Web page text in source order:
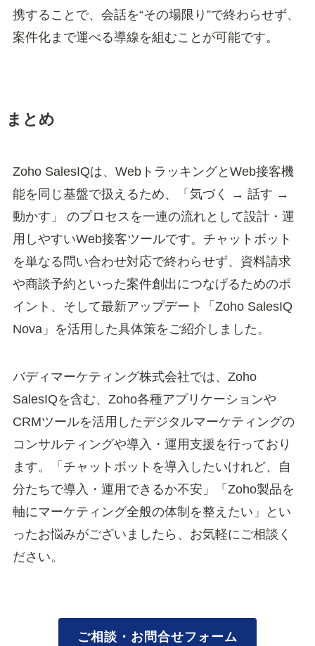
携することで、会話を“その場限り”で終わらせず、
案件化まで運べる導線を組むことが可能です。
まとめ
Zoho SalesIQは、WebトラッキングとWeb接客機
能を同じ基盤で扱えるため、「気づく → 話す →
動かす」 のプロセスを一連の流れとして設計・運
用しやすいWeb接客ツールです。チャットボット
を単なる問い合わせ対応で終わらせず、資料請求
や商談予約といった案件創出につなげるためのポ
イント、そして最新アップデート「Zoho SalesIQ
Nova」を活用した具体策をご紹介しました。
バディマーケティング株式会社では、Zoho
SalesIQを含む、Zoho各種アプリケーションや
CRMツールを活用したデジタルマーケティングの
コンサルティングや導入・運用支援を行っており
ます。「チャットボットを導入したいけれど、自
分たちで導入・運用できるか不安」「Zoho製品を
軸にマーケティング全般の体制を整えたい」とい
ったお悩みがございましたら、お気軽にご相談く
ださい。
ご相談・お問合せフォーム